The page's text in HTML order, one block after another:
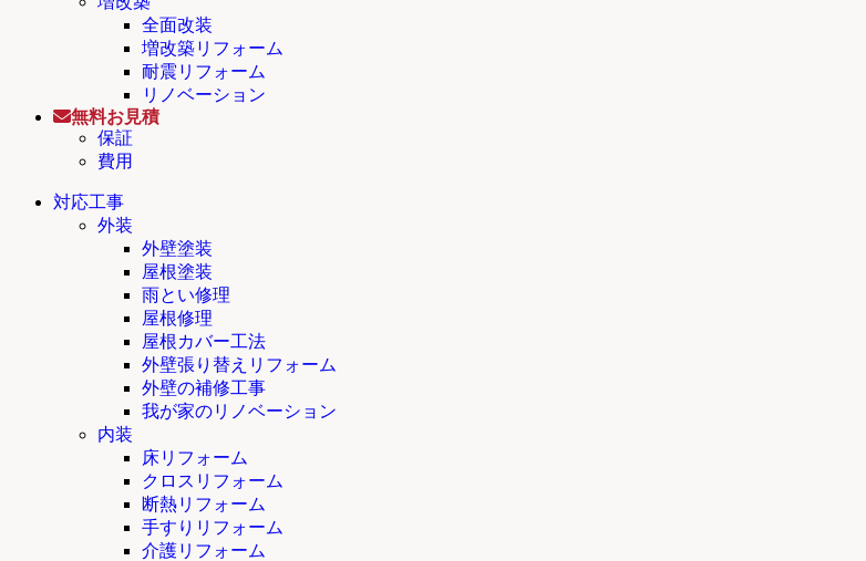
全面改装
増改築リフォーム
耐震リフォーム
リノベーション
無料お見積
保証
費用
対応工事
外装
外壁塗装
屋根塗装
雨とい修理
屋根修理
屋根カバー工法
外壁張り替えリフォーム
外壁の補修工事
我が家のリノベーション
内装
床リフォーム
クロスリフォーム
断熱リフォーム
手すりリフォーム
介護リフォーム